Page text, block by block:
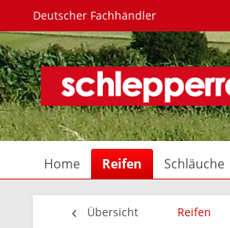
Deutscher Fachhändler
Home Reifen Schläuche
Übersicht Reifen